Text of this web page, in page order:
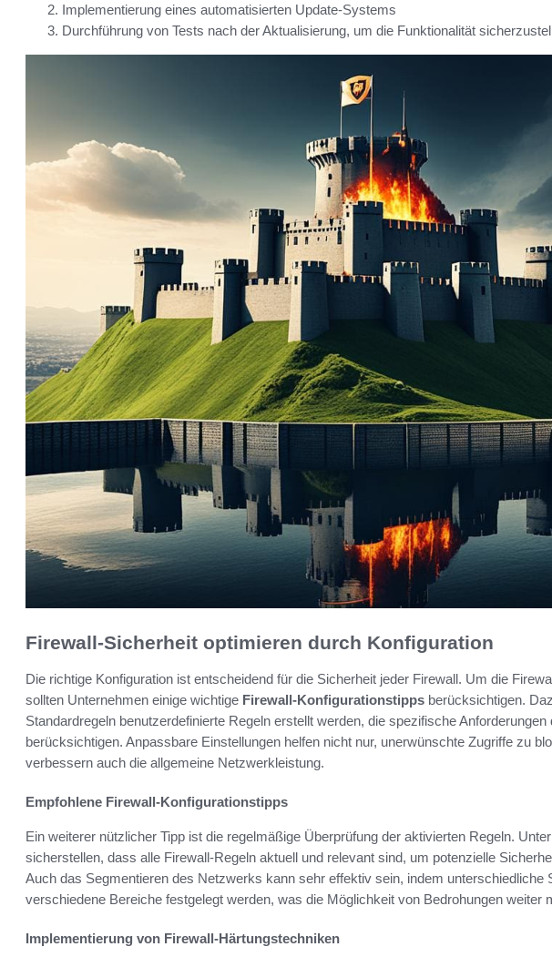
Implementierung eines automatisierten Update-Systems
Durchführung von Tests nach der Aktualisierung, um die Funktionalität
Firewall-Sicherheit optimieren durch Konfiguration
Die richtige Konfiguration ist entscheidend für die Sicherheit jeder Firewall. Um die
sollten Unternehmen einige wichtige Firewall-Konfigurationstipps berücksichtigen.
Standardregeln benutzerdefinierte Regeln erstellt werden, die spezifische
berücksichtigen. Anpassbare Einstellungen helfen nicht nur, unerwünschte Zugriffe zu
verbessern auch die allgemeine Netzwerkleistung.
Empfohlene Firewall-Konfigurationstipps
Ein weiterer nützlicher Tipp ist die regelmäßige Überprüfung der aktivierten Regeln.
sicherstellen, dass alle Firewall-Regeln aktuell und relevant sind, um potenzielle
Auch das Segmentieren des Netzwerks kann sehr effektiv sein, indem unterschiedliche
verschiedene Bereiche festgelegt werden, was die Möglichkeit von Bedrohungen weiter
Implementierung von Firewall-Härtungstechniken